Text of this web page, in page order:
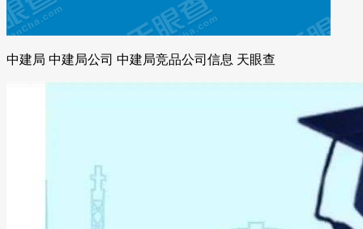
中建局 中建局公司 中建局竞品公司信息 天眼查